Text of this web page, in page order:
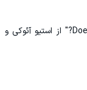
• "Does Your Father Know You Dance Like That?" از استیو آئوکی و